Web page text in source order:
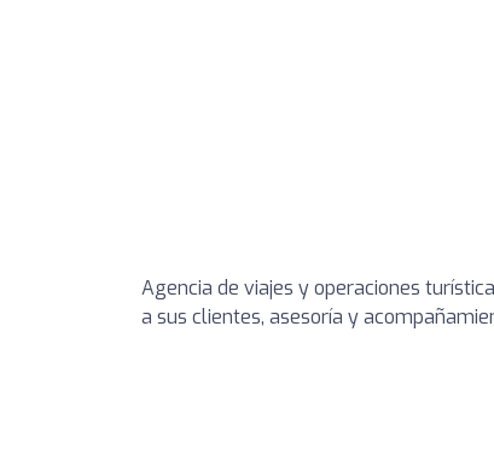
Agencia de viajes y operaciones
a sus clientes, asesoría y